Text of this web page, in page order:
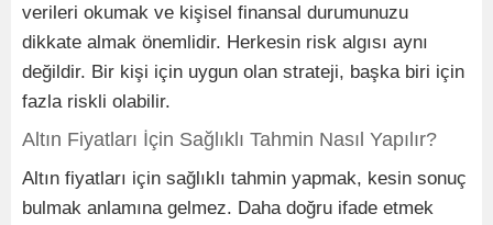
verileri okumak ve kişisel finansal durumunuzu
dikkate almak önemlidir. Herkesin risk algısı aynı
değildir. Bir kişi için uygun olan strateji, başka biri için
fazla riskli olabilir.
Altın Fiyatları İçin Sağlıklı Tahmin Nasıl Yapılır?
Altın fiyatları için sağlıklı tahmin yapmak, kesin sonuç
bulmak anlamına gelmez. Daha doğru ifade etmek